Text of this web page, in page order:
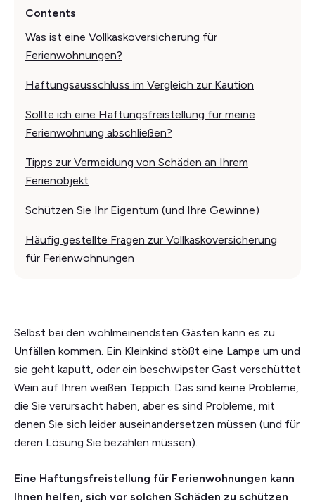
Contents
Was ist eine Vollkaskoversicherung für
Ferienwohnungen?
Haftungsausschluss im Vergleich zur Kaution
Sollte ich eine Haftungsfreistellung für meine
Ferienwohnung abschließen?
Tipps zur Vermeidung von Schäden an Ihrem
Ferienobjekt
Schützen Sie Ihr Eigentum (und Ihre Gewinne)
Häufig gestellte Fragen zur Vollkaskoversicherung
für Ferienwohnungen
Selbst bei den wohlmeinendsten Gästen kann es zu
Unfällen kommen. Ein Kleinkind stößt eine Lampe um und
sie geht kaputt, oder ein beschwipster Gast verschüttet
Wein auf Ihren weißen Teppich. Das sind keine Probleme,
die Sie verursacht haben, aber es sind Probleme, mit
denen Sie sich leider auseinandersetzen müssen (und für
deren Lösung Sie bezahlen müssen).
Eine Haftungsfreistellung für Ferienwohnungen kann
Ihnen helfen, sich vor solchen Schäden zu schützen